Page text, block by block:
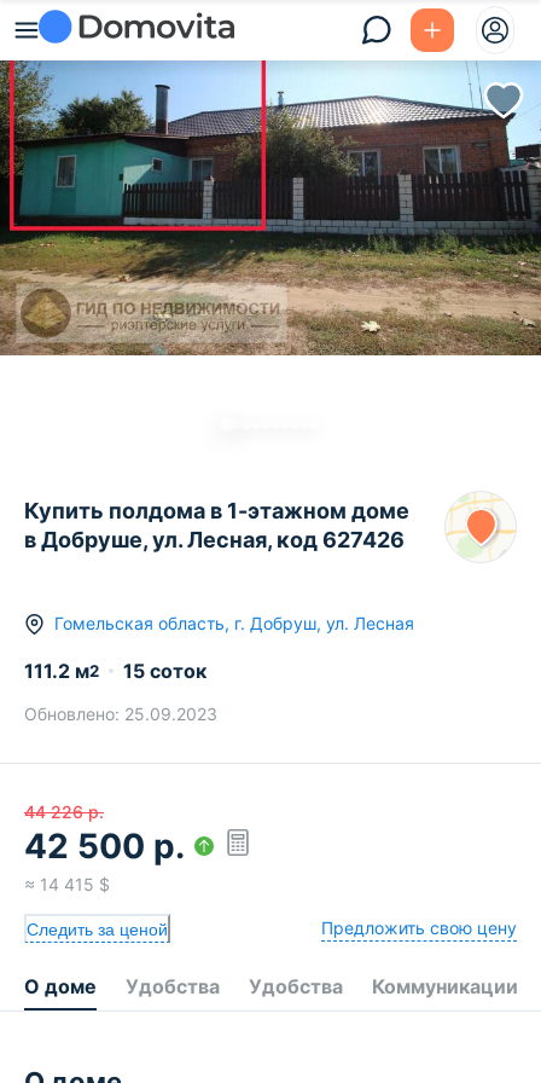
Купить полдома в 1-этажном доме
в Добруше, ул. Лесная, код 627426
Гомельская область, г. Добруш, ул. Лесная
111.2 м2 15 соток
Обновлено: 25.09.2023
44 226 р.
42 500 р.
≈ 14 415 $
Следить за ценой Предложить свою цену
О доме Удобства Удобства Коммуникации